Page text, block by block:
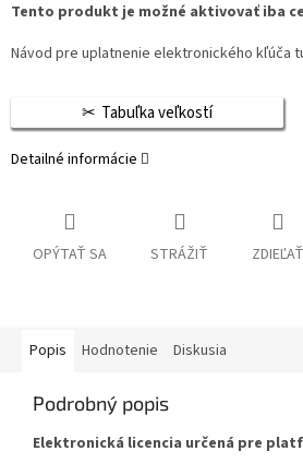
Tento produkt je možné aktivovať iba
Návod pre uplatnenie elektronického kľúča
Tabuľka veľkostí
Detailné informácie
OPÝTAŤ SA STRÁŽIŤ ZDIEĽAŤ
Popis Hodnotenie Diskusia
Podrobný popis
Elektronická licencia určená pre